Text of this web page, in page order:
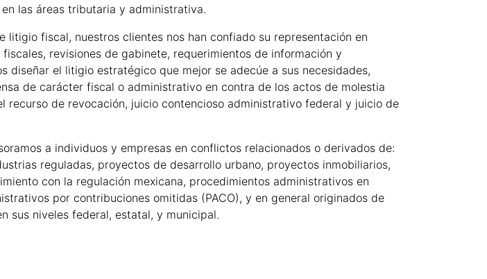
las áreas tributaria y administrativa.
fiscal, nuestros clientes nos han confiado su representación en
revisiones de gabinete, requerimientos de información y
diseñar el litigio estratégico que mejor se adecúe a sus necesidades,
de carácter fiscal o administrativo en contra de los actos de molestia
recurso de revocación, juicio contencioso administrativo federal y juicio de
a individuos y empresas en conflictos relacionados o derivados de:
reguladas, proyectos de desarrollo urbano, proyectos inmobiliarios,
con la regulación mexicana, procedimientos administrativos en
por contribuciones omitidas (PACO), y en general originados de
sus niveles federal, estatal, y municipal.